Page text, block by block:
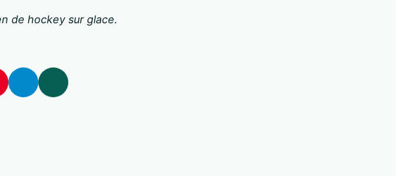
de hockey sur glace.